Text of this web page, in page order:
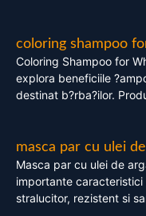
coloring shampoo
Coloring Shampoo for
explora beneficiile
destinat b?rba?ilor.
masca par cu ulei
Masca par cu ulei de
importante
stralucitor, rezistent si